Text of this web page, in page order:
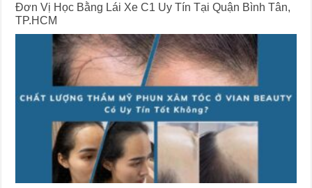
Đơn Vị Học Bằng Lái Xe C1 Uy Tín Tại Quận Bình Tân,
TP.HCM